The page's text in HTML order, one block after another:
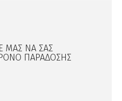
ΜΑΣ ΝΑ ΣΑΣ
ΠΑΡΑΔΟΣΗΣ